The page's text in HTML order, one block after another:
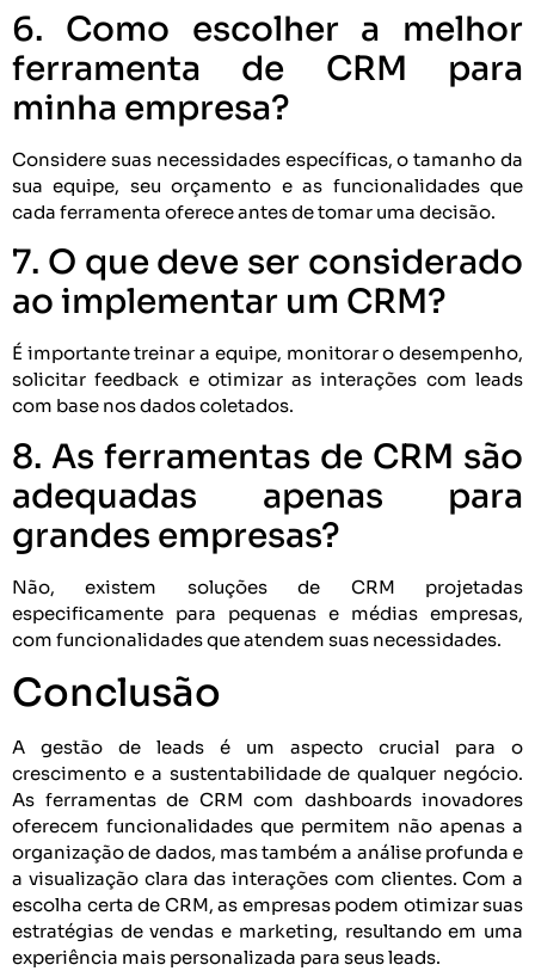
6. Como escolher a melhor
ferramenta de CRM para
minha empresa?
Considere suas necessidades específicas, o tamanho da
sua equipe, seu orçamento e as funcionalidades que
cada ferramenta oferece antes de tomar uma decisão.
7. O que deve ser considerado
ao implementar um CRM?
É importante treinar a equipe, monitorar o desempenho,
solicitar feedback e otimizar as interações com leads
com base nos dados coletados.
8. As ferramentas de CRM são
adequadas apenas para
grandes empresas?
Não, existem soluções de CRM projetadas
especificamente para pequenas e médias empresas,
com funcionalidades que atendem suas necessidades.
Conclusão
A gestão de leads é um aspecto crucial para o
crescimento e a sustentabilidade de qualquer negócio.
As ferramentas de CRM com dashboards inovadores
oferecem funcionalidades que permitem não apenas a
organização de dados, mas também a análise profunda e
a visualização clara das interações com clientes. Com a
escolha certa de CRM, as empresas podem otimizar suas
estratégias de vendas e marketing, resultando em uma
experiência mais personalizada para seus leads.